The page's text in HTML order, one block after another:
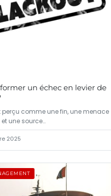
un échec en levier de
perçu comme une fin, une menace
une source…
2025